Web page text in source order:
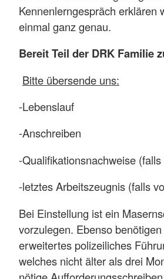
Kennenlerngespräch erklären
einmal ganz genau.
Bereit Teil der DRK Familie
Bitte übersende uns:
-Lebenslauf
-Anschreiben
-Qualifikationsnachweise
-letztes Arbeitszeugnis (falls
Bei Einstellung ist ein
vorzulegen. Ebenso
erweitertes polizeiliches
welches nicht älter als drei